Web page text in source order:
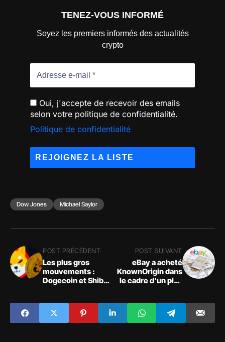
TENEZ-VOUS INFORMÉ
Soyez les premiers informés des actualités
crypto
Oui, j'accepte de recevoir des emails
selon votre politique de confidentialité.
Politique de confidentialité
Dow Jones Michael Saylor
POST PRÉCÉDENT
Les plus gros
mouvements :
Dogecoin et Shiba
jours avec des prix
atteignant leur plus
haut niveau depuis
POST SUIVANT
eBay a acheté
KnownOrigin dans
le cadre d'un plan
sociétés, créant
ainsi un géant du
NFT avec Netflix,